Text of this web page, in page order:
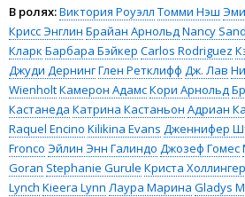
В ролях:Виктория Роуэлл Томми Нэш
Крисс Энглин Брайан АрнольдNancy
Кларк Барбара Бэйкер Carlos Rodriguez
Джуди ДернингГлен Ретклифф Дж. Лав
WienholtКамерон АдамсКори Арнольд
Кастанеда Катрина Кастаньон Адриан
Raquel Encino Kilikina Evans Дженнифер
Fronco Эйлин Энн Галиндо Джозеф Гомес
Goran Stephanie Gurule Криста Холлингер
Lynch Kieera Lynn Лаура Марина Gladys